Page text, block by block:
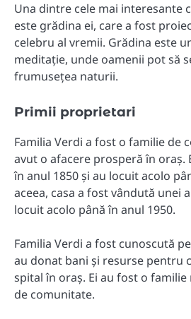
Una dintre cele mai interesante
este grădina ei, care a fost
celebru al vremii. Grădina este
meditație, unde oamenii pot să
frumusețea naturii.
Primii proprietari
Familia Verdi a fost o familie de
avut o afacere prosperă în oraș.
în anul 1850 și au locuit acolo
aceea, casa a fost vândută unei
locuit acolo până în anul 1950.
Familia Verdi a fost cunoscută
au donat bani și resurse pentru
spital în oraș. Ei au fost o
de comunitate.